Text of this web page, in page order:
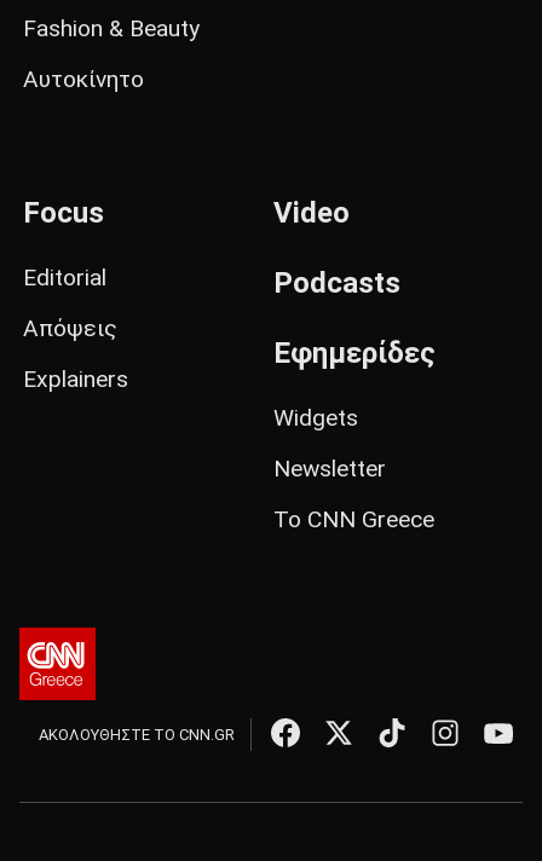
Fashion & Beauty
Αυτοκίνητο
Focus
Editorial
Απόψεις
Explainers
Video
Podcasts
Εφημερίδες
Widgets
Newsletter
Το CNN Greece
ΑΚΟΛΟΥΘΗΣΤΕ ΤΟ CNN.GR